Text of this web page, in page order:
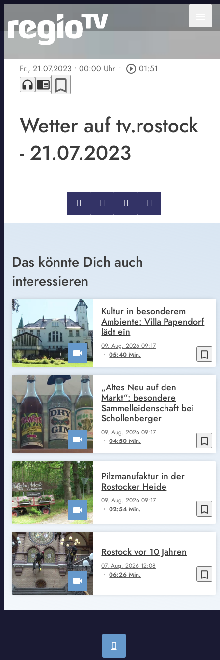
Fr., 21.07.2023 • 00:00 Uhr • play_circle_outline 01:51
headphones chrome_reader_mode bookmark_border
Wetter auf tv.rostock
- 21.07.2023
Das könnte Dich auch
interessieren
bookmark_border
09. Aug. 2026 09:17
05:40 Min.
Kultur in besonderem
Ambiente: Villa Papendorf
lädt ein
bookmark_border
09. Aug. 2026 09:17
04:50 Min.
„Altes Neu auf den
Markt“: besondere
Sammelleidenschaft bei
Schollenberger
bookmark_border
09. Aug. 2026 09:17
02:54 Min.
Pilzmanufaktur in der
Rostocker Heide
bookmark_border
07. Aug. 2026 12:08
06:26 Min.
Rostock vor 10 Jahren